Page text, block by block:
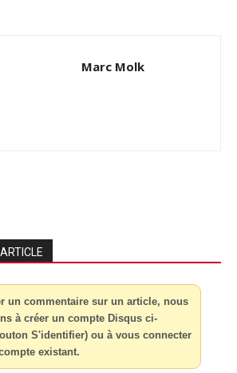
Marc Molk
un commentaire sur un article, nous
à créer un compte Disqus ci-
S'identifier) ou à vous connecter
existant.